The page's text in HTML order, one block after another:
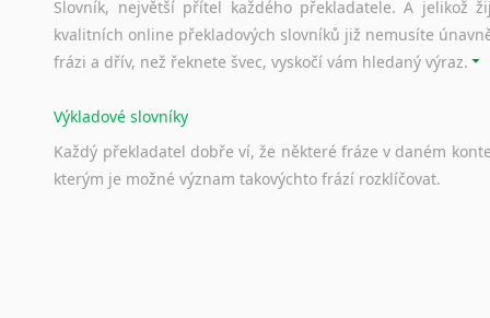
Slovník, největší přítel každého překladatele. A jelikož
kvalitních online překladových slovníků již nemusíte
frázi a dřív, než řeknete švec, vyskočí vám hledaný výraz.
Výkladové slovníky
Každý překladatel dobře ví, že některé fráze v daném
kterým je možné význam takovýchto frází rozklíčovat.